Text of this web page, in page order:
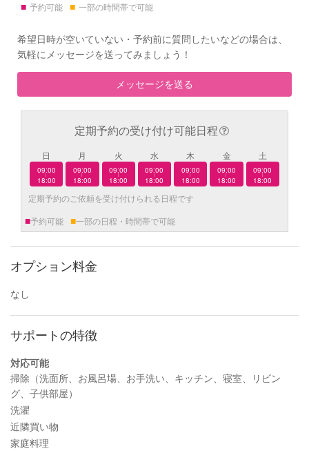
■ 予約可能 ■ 一部の時間帯で可能
希望日時が空いていない・予約前に質問したいなどの場合は、
気軽にメッセージを送ってみましょう！
メッセージを送る
定期予約の受け付け可能日程
日
09:00
|
18:00
月
09:00
|
18:00
火
09:00
|
18:00
水
09:00
|
18:00
木
09:00
|
18:00
金
09:00
|
18:00
土
09:00
|
18:00
定期予約のご依頼を受け付けられる日程です
■予約可能 ■一部の日程・時間帯で可能
オプション料金
なし
サポートの特徴
対応可能
掃除（洗面所、お風呂場、お手洗い、キッチン、寝室、リビン
グ、子供部屋）
洗濯
近隣買い物
家庭料理